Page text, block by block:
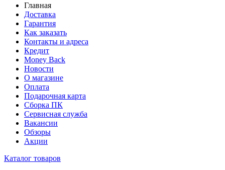
Главная
Доставка
Гарантия
Как заказать
Контакты и адреса
Кредит
Money Back
Новости
О магазине
Оплата
Подарочная карта
Сборка ПК
Сервисная служба
Вакансии
Обзоры
Акции
Каталог товаров